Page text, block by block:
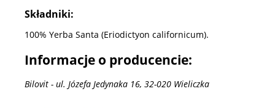
Składniki:
100% Yerba Santa (Eriodictyon californicum).
Informacje o producencie:
Bilovit - ul. Józefa Jedynaka 16, 32-020 Wieliczka